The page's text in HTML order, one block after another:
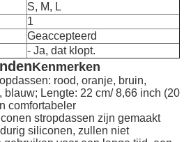
S, M, L
1
Geaccepteerd
- Ja, dat klopt.
Kenmerken
rood, oranje, bruin,
blauw; Lengte: 22 cm/ 8,66 inch (20
comfortabeler
stropdassen zijn gemaakt
siliconen, zullen niet